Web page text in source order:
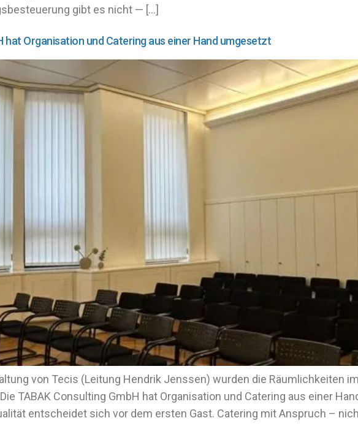
gibt es nicht — […]
hat Organisation und Catering aus einer Hand umgesetzt
von Tecis (Leitung Hendrik Jenssen) wurden die Räumlichkeiten
TABAK Consulting GmbH hat Organisation und Catering aus einer
entscheidet sich vor dem ersten Gast. Catering mit Anspruch –